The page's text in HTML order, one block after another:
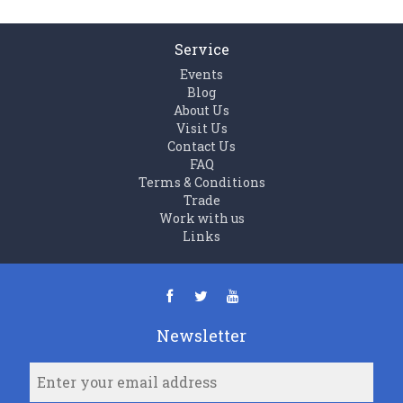
Service
Events
Blog
About Us
Visit Us
Contact Us
FAQ
Terms & Conditions
Trade
Work with us
Links
Newsletter